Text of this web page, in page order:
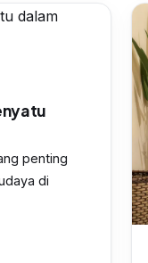
penting
di